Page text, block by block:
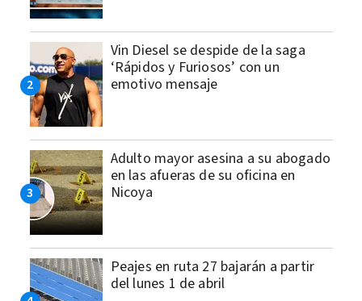
Vin Diesel se despide de la saga
‘Rápidos y Furiosos’ con un
emotivo mensaje
Adulto mayor asesina a su abogado
en las afueras de su oficina en
Nicoya
Peajes en ruta 27 bajarán a partir
del lunes 1 de abril